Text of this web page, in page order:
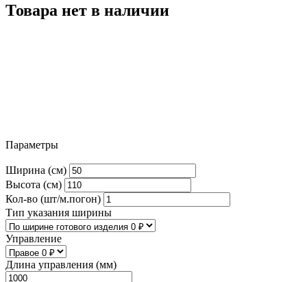
Товара нет в наличии
Параметры
Ширина (см)
Высота (см)
Кол-во (шт/м.погон)
Тип указания ширины
Управление
Длина управления (мм)